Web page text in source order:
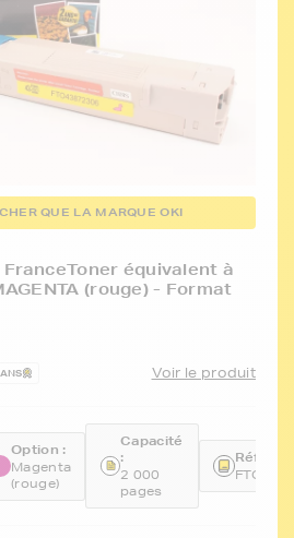
QUE LA MARQUE OKI
équivalent à
(rouge) - Format
Voir le produit
Option :
Magenta
(rouge)
Capacité
:
2 000
pages